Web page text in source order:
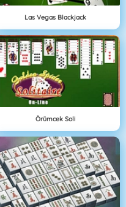
Las Vegas Blackjack
Örümcek Soli